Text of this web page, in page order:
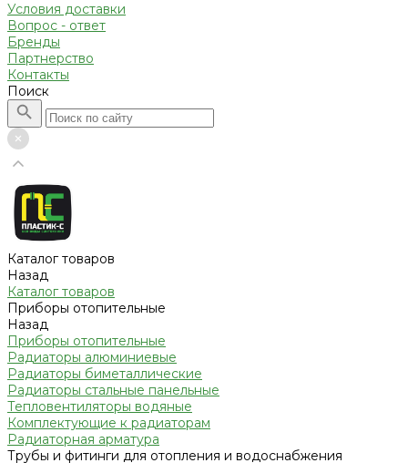
Условия доставки
Вопрос - ответ
Бренды
Партнерство
Контакты
Поиск
Каталог товаров
Назад
Каталог товаров
Приборы отопительные
Назад
Приборы отопительные
Радиаторы алюминиевые
Радиаторы биметаллические
Радиаторы стальные панельные
Тепловентиляторы водяные
Комплектующие к радиаторам
Радиаторная арматура
Трубы и фитинги для отопления и водоснабжения